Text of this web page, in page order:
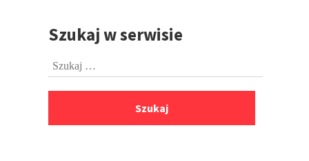
PrzejdźSzukaj w serwisie
Szukaj: